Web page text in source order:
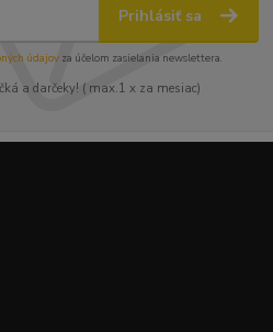
Prihlásiť sa
údajov za účelom zasielania newslettera.
a darčeky! ( max.1 x za mesiac)